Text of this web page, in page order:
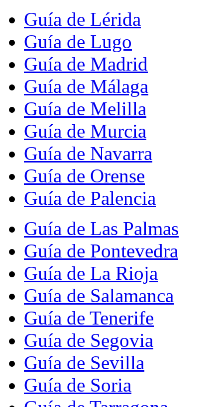
Guía de Lérida
Guía de Lugo
Guía de Madrid
Guía de Málaga
Guía de Melilla
Guía de Murcia
Guía de Navarra
Guía de Orense
Guía de Palencia
Guía de Las Palmas
Guía de Pontevedra
Guía de La Rioja
Guía de Salamanca
Guía de Tenerife
Guía de Segovia
Guía de Sevilla
Guía de Soria